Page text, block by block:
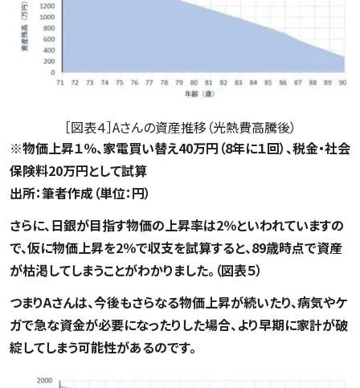
［図表４］Aさんの資産推移（光熱費高騰後）
※物価上昇１％、家電買い替え40万円（8年に１回）、税金・社会
保険料20万円として試算
出所：筆者作成（単位：円）
さらに、日銀が目指す物価の上昇率は2％といわれていますの
で、仮に物価上昇を2％で収支を試算すると、89歳時点で資産
が枯渇してしまうことがわかりました。（図表５）
つまりAさんは、今後もさらなる物価上昇が続いたり、病気やケ
ガで急な資金が必要になったりした場合、より早期に家計が破
綻してしまう可能性があるのです。